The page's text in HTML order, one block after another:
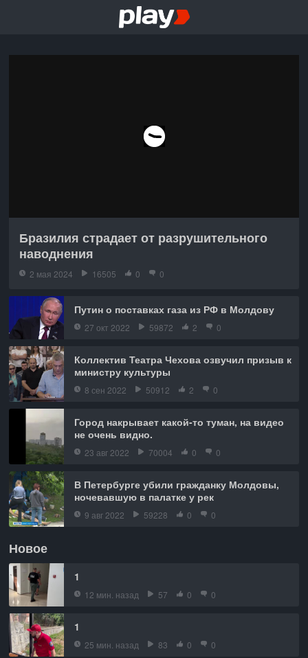
Бразилия страдает от разрушительного
наводнения
2 мая 2024 16505 0 0
Путин о поставках газа из РФ в Молдову
27 окт 2022 59872 2 0
Коллектив Театра Чехова озвучил призыв к
министру культуры
8 сен 2022 50912 2 0
Город накрывает какой-то туман, на видео
не очень видно.
23 авг 2022 70004 0 0
В Петербурге убили гражданку Молдовы,
ночевавшую в палатке у рек
9 авг 2022 59228 0 0
Новое
1
12 мин. назад 57 0 0
1
25 мин. назад 83 0 0